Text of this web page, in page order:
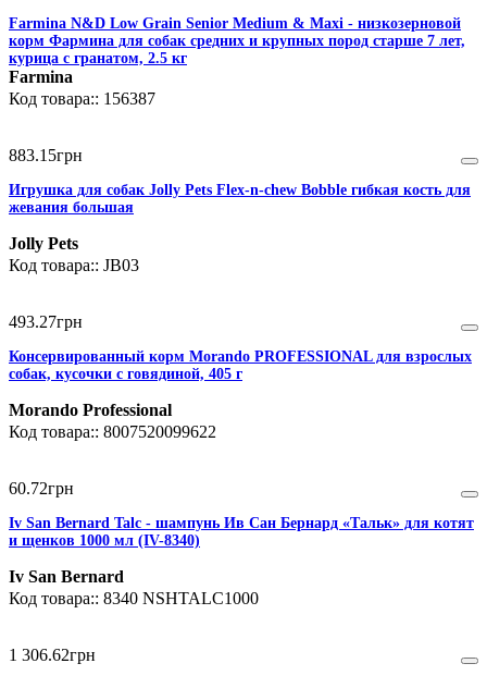
Farmina N&D Low Grain Senior Medium & Maxi - низкозерновой
корм Фармина для собак средних и крупных пород старше 7 лет,
курица с гранатом, 2.5 кг
Farmina
156387
883.15грн
Игрушка для собак Jolly Pets Flex-n-chew Bobble гибкая кость для
жевания большая
Jolly Pets
JB03
493.27грн
Консервированный корм Morando PROFESSIONAL для взрослых
собак, кусочки с говядиной, 405 г
Morando Professional
8007520099622
60.72грн
Iv San Bernard Talc - шампунь Ив Сан Бернард «Тальк» для котят
и щенков 1000 мл (IV-8340)
Iv San Bernard
8340 NSHTALC1000
1 306.62грн